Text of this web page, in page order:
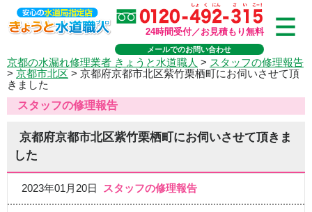
24時間受付／お見積もり無料
メールでのお問い合わせ
京都の水漏れ修理業者 きょうと水道職人 > スタッフの修理報告
> 京都市北区 > 京都府京都市北区紫竹栗栖町にお伺いさせて頂
きました
スタッフの修理報告
京都府京都市北区紫竹栗栖町にお伺いさせて頂きま
した
2023年01月20日 スタッフの修理報告